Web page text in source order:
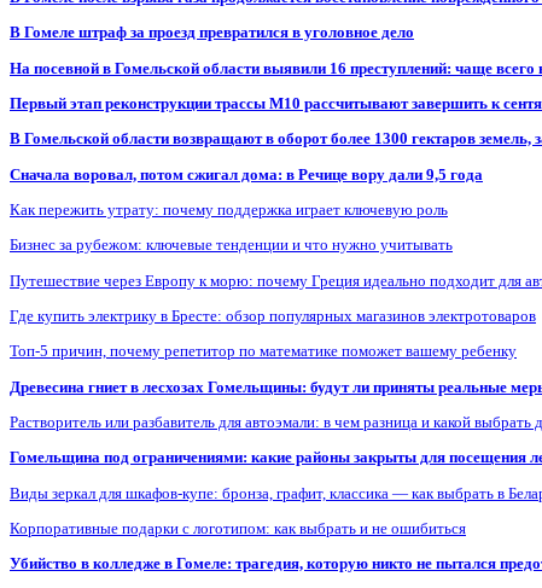
В Гомеле штраф за проезд превратился в уголовное дело
На посевной в Гомельской области выявили 16 преступлений: чаще
Первый этап реконструкции трассы М10 рассчитывают завершить к
В Гомельской области возвращают в оборот более 1300 гектаров
Сначала воровал, потом сжигал дома: в Речице вору дали 9,5 года
Как пережить утрату: почему поддержка играет ключевую роль
Бизнес за рубежом: ключевые тенденции и что нужно учитывать
Путешествие через Европу к морю: почему Греция идеально подходит для
Где купить электрику в Бресте: обзор популярных магазинов электротоваров
Топ-5 причин, почему репетитор по математике поможет вашему ребенку
Древесина гниет в лесхозах Гомельщины: будут ли приняты реальные
Растворитель или разбавитель для автоэмали: в чем разница и какой выбрать
Гомельщина под ограничениями: какие районы закрыты для посещения
Виды зеркал для шкафов-купе: бронза, графит, классика — как выбрать в
Корпоративные подарки с логотипом: как выбрать и не ошибиться
Убийство в колледже в Гомеле: трагедия, которую никто не пытался